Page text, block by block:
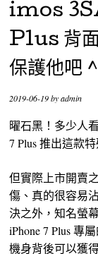
imos
Plus 背面
保護他吧
2019-06-19byadmin
曜石黑！多少人
7 Plus 推出這款
但實際上市開賣
傷、真的很容易
決之外，知名螢
iPhone 7 Plus 專
機身背後可以獲